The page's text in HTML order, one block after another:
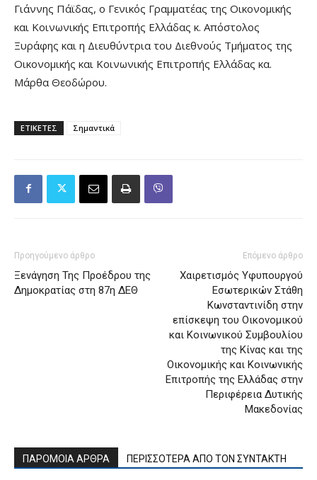
Γιάννης Πάϊδας, o Γενικός Γραμματέας της Οικονομικής
και Κοινωνικής Επιτροπής Ελλάδας κ. Απόστολος
Ξυράφης και η Διευθύντρια του Διεθνούς Τμήματος της
Οικονομικής και Κοινωνικής Επιτροπής Ελλάδας κα.
Μάρθα Θεοδώρου.
ΕΤΙΚΕΤΕΣ Σημαντικά
Προηγούμενο άρθρο
Ξενάγηση Της Προέδρου της
Δημοκρατίας στη 87η ΔΕΘ
Επόμενο άρθρο
Χαιρετισμός Υφυπουργού
Εσωτερικών Στάθη
Κωνσταντινίδη στην
επίσκεψη του Οικονομικού
και Κοινωνικού Συμβουλίου
της Κίνας και της
Οικονομικής και Κοινωνικής
Επιτροπής της Ελλάδας στην
Περιφέρεια Δυτικής
Μακεδονίας
ΠΑΡΟΜΟΙΑ ΑΡΘΡΑ ΠΕΡΙΣΣΟΤΕΡΑ ΑΠΟ ΤΟΝ ΣΥΝΤΑΚΤΗ